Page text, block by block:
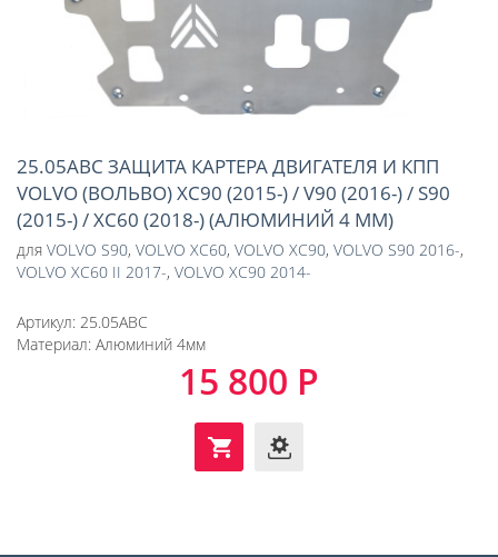
25.05ABC ЗАЩИТА КАРТЕРА ДВИГАТЕЛЯ И КПП
VOLVO (ВОЛЬВО) XC90 (2015-) / V90 (2016-) / S90
(2015-) / XC60 (2018-) (АЛЮМИНИЙ 4 ММ)
для VOLVO S90, VOLVO XC60, VOLVO XC90, VOLVO S90 2016-,
VOLVO XC60 II 2017-, VOLVO XC90 2014-
Артикул: 25.05ABC
Материал: Алюминий 4мм
15 800 Р